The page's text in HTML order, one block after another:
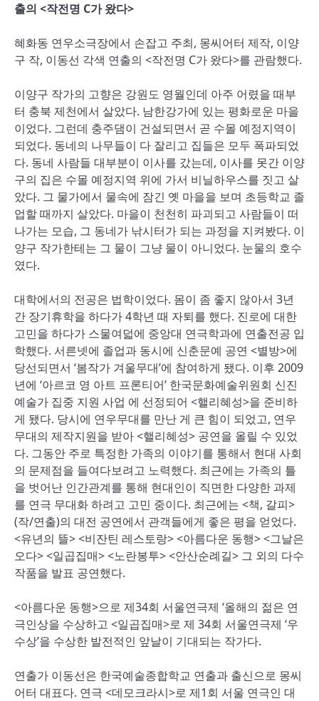
출의 <작전명 C가 왔다>
혜화동 연우소극장에서 손잡고 주최, 몽씨어터 제작, 이양
구 작, 이동선 각색 연출의 <작전명 C가 왔다>를 관람했다.
이양구 작가의 고향은 강원도 영월인데 아주 어렸을 때부
터 충북 제천에서 살았다. 남한강가에 있는 평화로운 마을
이었다. 그런데 충주댐이 건설되면서 곧 수몰 예정지역이
되었다. 동네의 나무들이 다 잘리고 집들은 모두 폭파되었
다. 동네 사람들 대부분이 이사를 갔는데, 이사를 못간 이양
구의 집은 수몰 예정지역 위에 가서 비닐하우스를 짓고 살
았다. 그 물가에서 물속에 잠긴 옛 마을을 보며 초등학교 졸
업할 때까지 살았다. 마을이 천천히 파괴되고 사람들이 떠
나가는 모습, 그 동네가 낚시터가 되는 과정을 지켜봤다. 이
양구 작가한테는 그 물이 그냥 물이 아니었다. 눈물의 호수
였다.
대학에서의 전공은 법학이었다. 몸이 좀 좋지 않아서 3년
간 장기휴학을 하다가 4학년 때 자퇴를 했다. 진로에 대한
고민을 하다가 스물여덟에 중앙대 연극학과에 연출전공 입
학했다. 서른넷에 졸업과 동시에 신춘문예 공연 <별방>에
당선되면서 ‘봄작가 겨울무대’에 참여하게 됐다. 이후 2009
년에 ‘아르코 영 아트 프론티어’ 한국문화예술위원회 신진
예술가 집중 지원 사업 에 선정되어 <핼리혜성>을 준비하
게 됐다. 당시에 연우무대를 만난 게 큰 힘이 되었고, 연우
무대의 제작지원을 받아 <핼리혜성> 공연을 올릴 수 있었
다. 그동안 주로 특정한 가족의 이야기를 통해서 현대 사회
의 문제점을 들여다보려고 노력했다. 최근에는 가족의 틀
을 벗어난 인간관계를 통해 현대인이 직면한 다양한 과제
를 연극 무대화 하려고 고민 중이다. 최근에는 <책, 갈피>
(작/연출)의 대전 공연에서 관객들에게 좋은 평을 얻었다.
<유년의 뜰> <비잔틴 레스토랑> <아름다운 동행> <그날은
오다> <일곱집매> <노란봉투> <안산순례길> 그 외의 다수
작품을 발표 공연했다.
<아름다운 동행>으로 제34회 서울연극제 ‘올해의 젊은 연
극인상을 수상하고 <일곱집매>로 제 34회 서울연극제 ‘우
수상’을 수상한 발전적인 앞날이 기대되는 작가다.
연출가 이동선은 한국예술종합학교 연출과 출신으로 몽씨
어터 대표다. 연극 <데모크라시>로 제1회 서울 연극인 대